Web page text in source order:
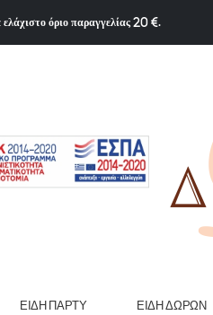
όριο παραγγελίας 20 €.
ΕΊΔΗ ΠΆΡΤΥ ΕΊΔΗ ΔΏΡΩΝ